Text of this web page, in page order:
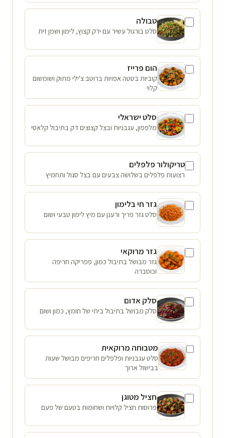
טבולה
סלט בורגול עשיר עם ירק קצוץ, לימון ושמן זית
הום פרייז
קוביות בטטה אפויות ברוטב צ'ילי מתוק ושומשום
קלוי
סלט ישראלי
מלפפון, עגבניות ובצל קצוצים דק בתיבול קלאסי
טריקולור פלפלים
רצועות פלפלים בשלושה צבעים עם בצל סגול ותחמיץ
גזר חי בלימון
סלט גזר פריך ורענן עם מיץ לימון טבעי ושום
גזר מרוקאי
גזר מבושל בתיבול כמון, פפריקה חריפה
וכוסברה
סלק אדום
סלק מבושל בתיבול ביתי של חומץ, כמון ושום
מטבוחה מרוקאית
סלט עגבניות ופלפלים חריפים מבושל שעות
בבישול ארוך
חציל מטוגן
פרוסות חציל קלויות ושחומות בטעם של פעם